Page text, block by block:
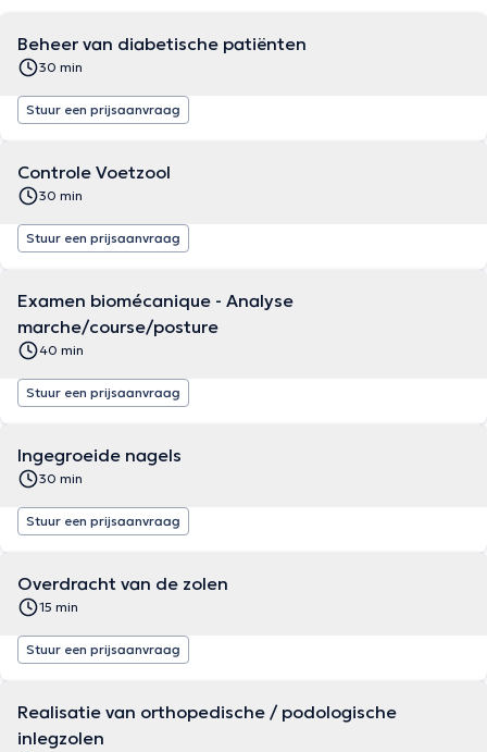
Beheer van diabetische patiënten
30 min
Stuur een prijsaanvraag
Controle Voetzool
30 min
Stuur een prijsaanvraag
Examen biomécanique - Analyse
marche/course/posture
40 min
Stuur een prijsaanvraag
Ingegroeide nagels
30 min
Stuur een prijsaanvraag
Overdracht van de zolen
15 min
Stuur een prijsaanvraag
Realisatie van orthopedische / podologische
inlegzolen